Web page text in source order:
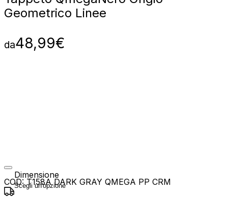
Geometrico Linee
da48,99€
Dimensione
COD: T158A DARK GRAY QMEGA PP CRM